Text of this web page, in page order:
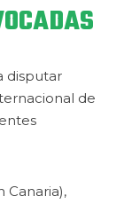
disputar
de
Canaria),